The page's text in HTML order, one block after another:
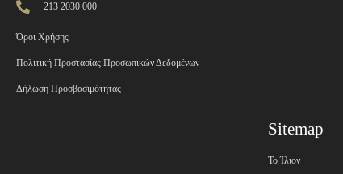
213 2030 000
Όροι Χρήσης
Πολιτική Προστασίας Προσωπικών Δεδομένων
Δήλωση Προσβασιμότητας
Sitemap
Το Ίλιον